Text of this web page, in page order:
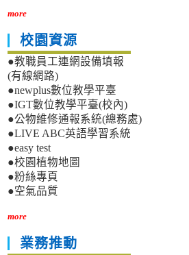
more
校園資源
●教職員工連網設備填報
(有線網路)
●newplus數位教學平臺
●IGT數位教學平臺(校內)
●公物維修通報系統(總務處)
●LIVE ABC英語學習系統
●easy test
●校園植物地圖
●粉絲專頁
●空氣品質
more
業務推動